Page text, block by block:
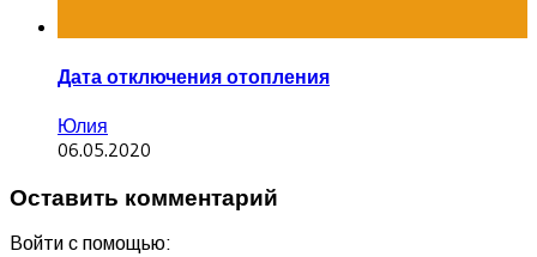
Дата отключения отопления
Юлия
06.05.2020
Оставить комментарий
Войти с помощью: